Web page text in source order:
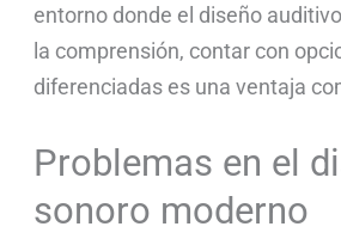
entorno donde el diseño
la comprensión, contar con
diferenciadas es una ventaja
Problemas en el
sonoro moderno